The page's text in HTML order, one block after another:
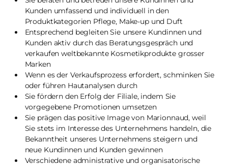
Kunden umfassend und individuell in den
Produktkategorien Pflege, Make-up und Duft
Entsprechend begleiten Sie unsere Kundinnen und
Kunden aktiv durch das Beratungsgespräch und
verkaufen weltbekannte Kosmetikprodukte grosser
Marken
Wenn es der Verkaufsprozess erfordert, schminken Sie
oder führen Hautanalysen durch
Sie fördern den Erfolg der Filiale, indem Sie
vorgegebene Promotionen umsetzen
Sie prägen das positive Image von Marionnaud, weil
Sie stets im Interesse des Unternehmens handeln, die
Bekanntheit unseres Unternehmens steigern und
neue Kundinnen und Kunden gewinnen
Verschiedene administrative und organisatorische